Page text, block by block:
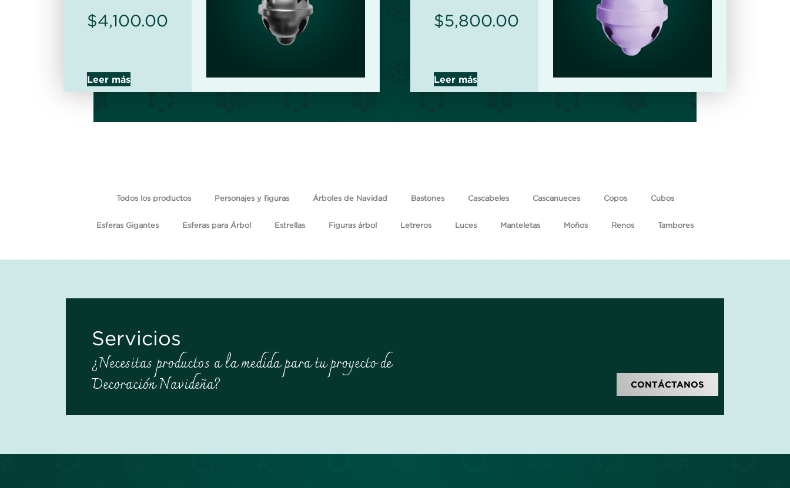
$4,100.00
Leer más
$5,800.00
Leer más
Todos los productos Personajes y figuras Árboles de Navidad Bastones Cascabeles Cascanueces Copos Cubos
Esferas Gigantes Esferas para Árbol Estrellas Figuras árbol Letreros Luces Manteletas Moños Renos Tambores
Servicios
¿Necesitas productos a la medida para tu proyecto de
Decoración Navideña? CONTÁCTANOS